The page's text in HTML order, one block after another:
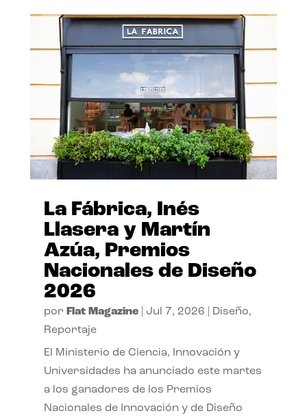
La Fábrica, Inés
Llasera y Martín
Azúa, Premios
Nacionales de Diseño
2026
por Flat Magazine| Jul 7, 2026 Diseño,
Reportaje
El Ministerio de Ciencia, Innovación y
Universidades ha anunciado este martes
a los ganadores de los Premios
Nacionales de Innovación y de Diseño